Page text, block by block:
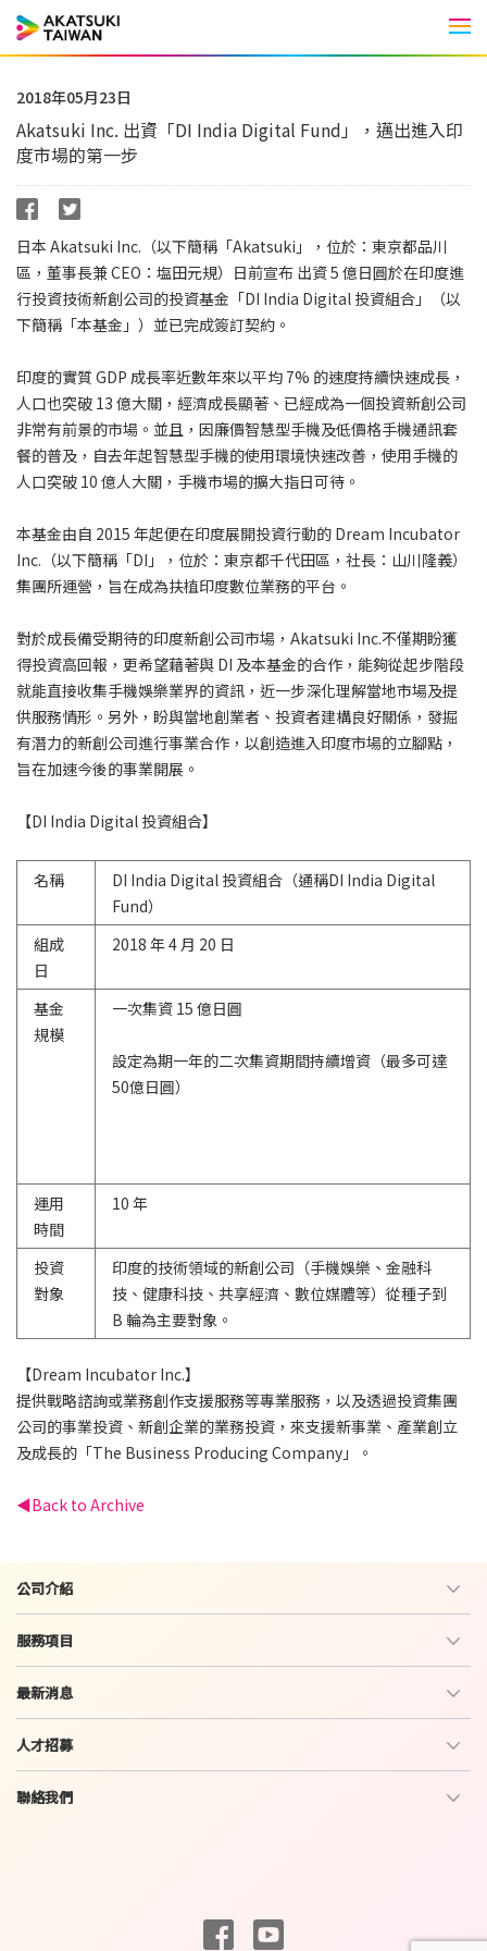
2018年05月23日
Akatsuki Inc. 出資「DI India Digital Fund」，邁出進入印
度市場的第一步
日本 Akatsuki Inc.（以下簡稱「Akatsuki」，位於：東京都品川
區，董事長兼 CEO：塩田元規）日前宣布 出資 5 億日圓於在印度進
行投資技術新創公司的投資基金「DI India Digital 投資組合」（以
下簡稱「本基金」）並已完成簽訂契約。
印度的實質 GDP 成長率近數年來以平均 7% 的速度持續快速成長，
人口也突破 13 億大關，經濟成長顯著、已經成為一個投資新創公司
非常有前景的市場。並且，因廉價智慧型手機及低價格手機通訊套
餐的普及，自去年起智慧型手機的使用環境快速改善，使用手機的
人口突破 10 億人大關，手機市場的擴大指日可待。
本基金由自 2015 年起便在印度展開投資行動的 Dream Incubator
Inc.（以下簡稱「DI」，位於：東京都千代田區，社長：山川隆義）
集團所運營，旨在成為扶植印度數位業務的平台。
對於成長備受期待的印度新創公司市場，Akatsuki Inc.不僅期盼獲
得投資高回報，更希望藉著與 DI 及本基金的合作，能夠從起步階段
就能直接收集手機娛樂業界的資訊，近一步深化理解當地市場及提
供服務情形。另外，盼與當地創業者、投資者建構良好關係，發掘
有潛力的新創公司進行事業合作，以創造進入印度市場的立腳點，
旨在加速今後的事業開展。
【DI India Digital 投資組合】
名稱
DI India Digital 投資組合（通稱DI India Digital
Fund）
組成
日
2018 年 4 月 20 日
基金
規模
一次集資 15 億日圓
設定為期一年的二次集資期間持續增資（最多可達
50億日圓）
運用
時間
10 年
投資
對象
印度的技術領域的新創公司（手機娛樂、金融科
技、健康科技、共享經濟、數位媒體等）從種子到
B 輪為主要對象。
【Dream Incubator Inc.】
提供戰略諮詢或業務創作支援服務等專業服務，以及透過投資集團
公司的事業投資、新創企業的業務投資，來支援新事業、產業創立
及成長的「The Business Producing Company」。
Back to Archive
公司介紹
服務項目
最新消息
人才招募
聯絡我們